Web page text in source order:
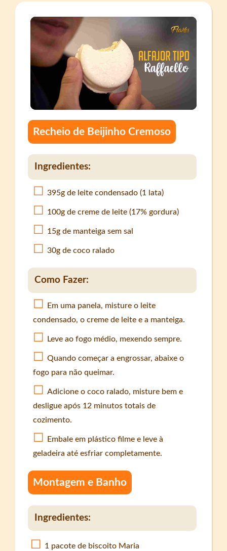
Recheio de Beijinho Cremoso
Ingredientes:
395g de leite condensado (1 lata)
100g de creme de leite (17% gordura)
15g de manteiga sem sal
30g de coco ralado
Como Fazer:
Em uma panela, misture o leite
condensado, o creme de leite e a manteiga.
Leve ao fogo médio, mexendo sempre.
Quando começar a engrossar, abaixe o
fogo para não queimar.
Adicione o coco ralado, misture bem e
desligue após 12 minutos totais de
cozimento.
Embale em plástico filme e leve à
geladeira até esfriar completamente.
Montagem e Banho
Ingredientes:
1 pacote de biscoito Maria